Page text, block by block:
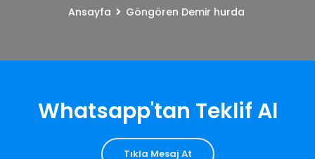
Ansayfa Göngören Demir hurda
Whatsapp'tan Teklif Al
Tıkla Mesaj At